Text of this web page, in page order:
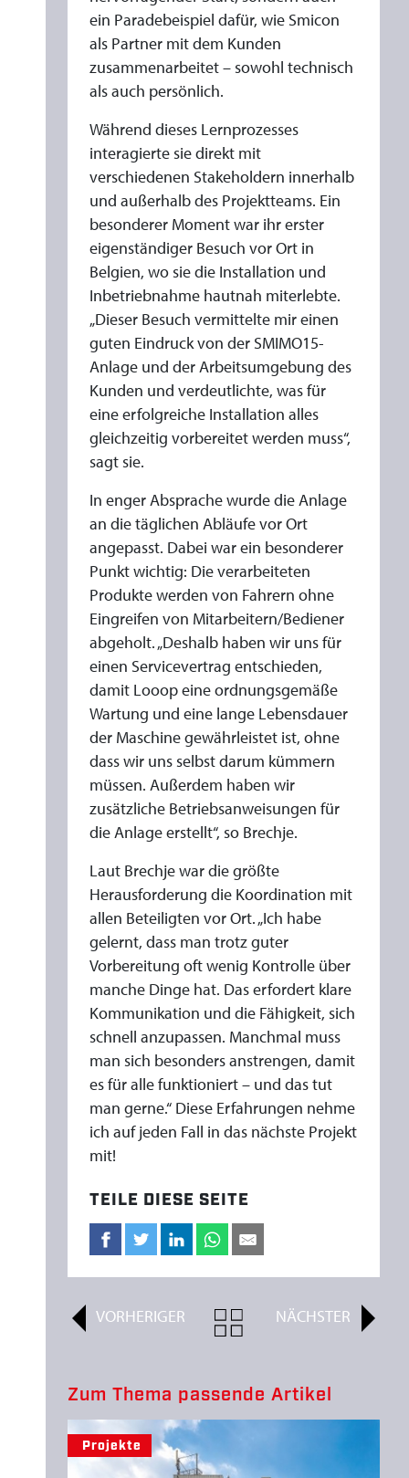
ein Paradebeispiel dafür, wie Smicon
als Partner mit dem Kunden
zusammenarbeitet – sowohl technisch
als auch persönlich.
Während dieses Lernprozesses
interagierte sie direkt mit
verschiedenen Stakeholdern innerhalb
und außerhalb des Projektteams. Ein
besonderer Moment war ihr erster
eigenständiger Besuch vor Ort in
Belgien, wo sie die Installation und
Inbetriebnahme hautnah miterlebte.
„Dieser Besuch vermittelte mir einen
guten Eindruck von der SMIMO15-
Anlage und der Arbeitsumgebung des
Kunden und verdeutlichte, was für
eine erfolgreiche Installation alles
gleichzeitig vorbereitet werden muss“,
sagt sie.
In enger Absprache wurde die Anlage
an die täglichen Abläufe vor Ort
angepasst. Dabei war ein besonderer
Punkt wichtig: Die verarbeiteten
Produkte werden von Fahrern ohne
Eingreifen von Mitarbeitern/Bediener
abgeholt. „Deshalb haben wir uns für
einen Servicevertrag entschieden,
damit Looop eine ordnungsgemäße
Wartung und eine lange Lebensdauer
der Maschine gewährleistet ist, ohne
dass wir uns selbst darum kümmern
müssen. Außerdem haben wir
zusätzliche Betriebsanweisungen für
die Anlage erstellt“, so Brechje.
Laut Brechje war die größte
Herausforderung die Koordination mit
allen Beteiligten vor Ort. „Ich habe
gelernt, dass man trotz guter
Vorbereitung oft wenig Kontrolle über
manche Dinge hat. Das erfordert klare
Kommunikation und die Fähigkeit, sich
schnell anzupassen. Manchmal muss
man sich besonders anstrengen, damit
es für alle funktioniert – und das tut
man gerne.“ Diese Erfahrungen nehme
ich auf jeden Fall in das nächste Projekt
mit!
TEILE DIESE SEITE
Zum Thema passende Artikel
Projekte
VORHERIGER ALL
ARTICLES
NÄCHSTER